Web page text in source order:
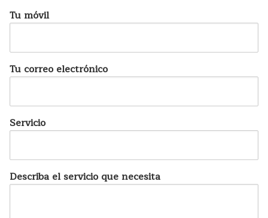
Tu móvil
Tu correo electrónico
Servicio
Describa el servicio que necesita